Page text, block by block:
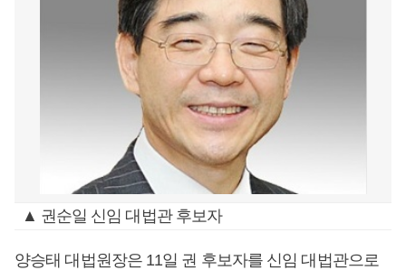
▲ 권순일 신임 대법관 후보자
양승태 대법원장은 11일 권 후보자를 신임 대법관으로